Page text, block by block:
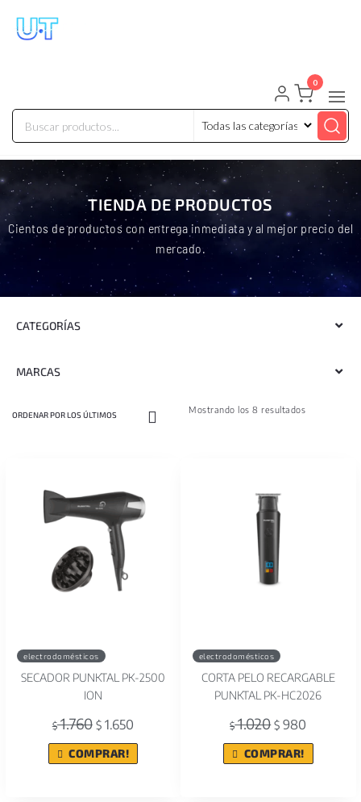
0
TIENDA DE PRODUCTOS
Cientos de productos con entrega inmediata y al mejor precio del
mercado.
CATEGORÍAS
MARCAS
Mostrando los 8 resultados
electrodomésticos
SECADOR PUNKTAL PK-2500
ION
$1.760 $1.650
COMPRAR!
electrodomésticos
CORTA PELO RECARGABLE
PUNKTAL PK-HC2026
$1.020 $ 980
COMPRAR!